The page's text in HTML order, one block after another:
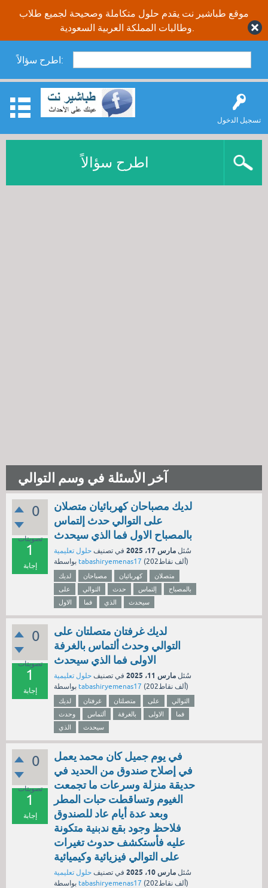
موقع طباشير نت يقدم حلول متكاملة وصحيحة لجميع طلاب
اطرح سؤالاً:
تسجيل الدخول
اطرح سؤالاً
آخر الأسئلة في وسم التوالي
0
تصويتات
1
إجابة
لديك مصباحان كهربائيان متصلان
على التوالي حدث إلتماس
بالمصباح الاول فما الذي سيحدث
سُئل مارس 17، 2025 في تصنيف حلول تعليمية
tabashiryemenas17 ( 202ألف نقاط)
لديك مصباحان كهربائيان
متصلان
على
التوالي حدث إلتماس
بالمصباح
الاول
فما الذي سيحدث
0
تصويتات
1
إجابة
لديك غرفتان متصلتان على
التوالي وحدث ألتماس بالغرفة
الاولى فما الذي سيحدث
سُئل مارس 11، 2025 في تصنيف حلول تعليمية
tabashiryemenas17 ( 202ألف نقاط)
لديك غرفتان متصلتان على
التوالي
وحدث
ألتماس بالغرفة الاولى
فما
الذي
سيحدث
0
تصويتات
1
إجابة
في يوم جميل كان محمد يعمل
في إصلاح صندوق من الحديد في
حديقة منزلة وسرعات ما تجمعت
الغيوم وتساقطت حبات المطر
وبعد عدة أيام عاد للصندوق
فلاحظ وجود بقع ندبنية متكونة
عليه فأستكشف حدوث تغيرات
على التوالي فيزيائية وكيميائية
سُئل مارس 10، 2025 في تصنيف حلول تعليمية
tabashiryemenas17 ( 202ألف نقاط)